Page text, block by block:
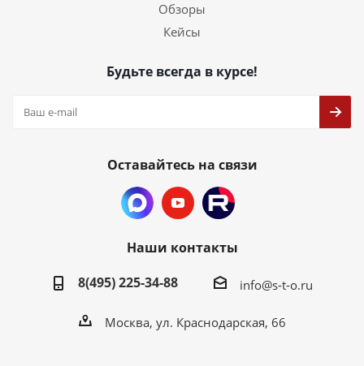
Обзоры
Кейсы
Будьте всегда в курсе!
Оставайтесь на связи
Наши контакты
8(495) 225-34-88
info@s-t-o.ru
Москва, ул. Краснодарская, 66